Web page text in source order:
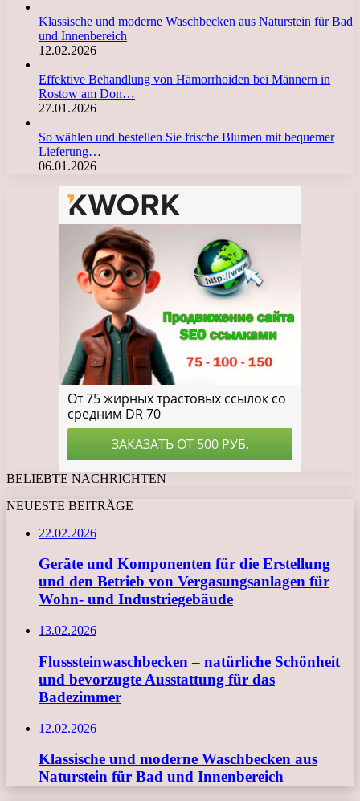
Klassische und moderne Waschbecken aus Naturstein für Bad
und Innenbereich
12.02.2026
Effektive Behandlung von Hämorrhoiden bei Männern in
Rostow am Don…
27.01.2026
So wählen und bestellen Sie frische Blumen mit bequemer
Lieferung…
06.01.2026
BELIEBTE NACHRICHTEN
NEUESTE BEITRÄGE
22.02.2026
Geräte und Komponenten für die Erstellung
und den Betrieb von Vergasungsanlagen für
Wohn- und Industriegebäude
13.02.2026
Flusssteinwaschbecken – natürliche Schönheit
und bevorzugte Ausstattung für das
Badezimmer
12.02.2026
Klassische und moderne Waschbecken aus
Naturstein für Bad und Innenbereich